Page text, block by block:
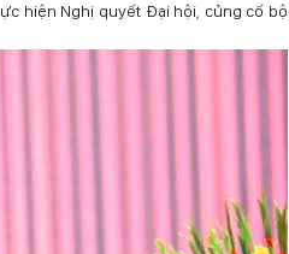
hiện Nghị quyết Đại hội, củng cố bộ